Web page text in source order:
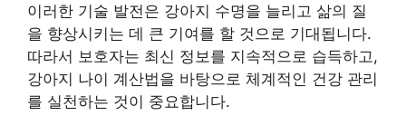
이러한 기술 발전은 강아지 수명을 늘리고 삶의 질
을 향상시키는 데 큰 기여를 할 것으로 기대됩니다.
따라서 보호자는 최신 정보를 지속적으로 습득하고,
강아지 나이 계산법을 바탕으로 체계적인 건강 관리
를 실천하는 것이 중요합니다.